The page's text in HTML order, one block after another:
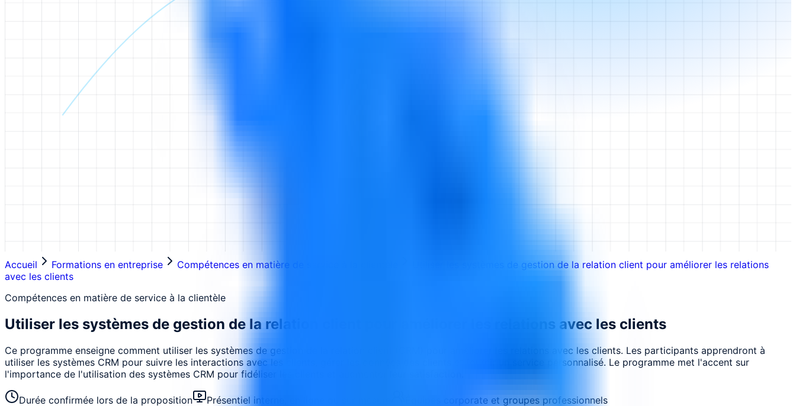
Accueil Formations en entreprise Compétences en matière de service à la clientèle
Utiliser les systèmes de gestion de la relation client pour améliorer les relations
avec les clients
Compétences en matière de service à la clientèle
Utiliser les systèmes de gestion de la relation client pour améliorer les relations avec les clients
Ce programme enseigne comment utiliser les systèmes de gestion de la relation client (CRM) pour améliorer les relations avec les clients. Les participants apprendront à
utiliser les systèmes CRM pour suivre les interactions avec les clients, gérer les données des clients et fournir un service personnalisé. Le programme met l'accent sur
l'importance de l'utilisation des systèmes CRM pour fidéliser les clients et augmenter leur satisfaction.
Durée confirmée lors de la proposition Présentiel interne, en ligne ou sur mesure
Équipes corporate et groupes professionnels